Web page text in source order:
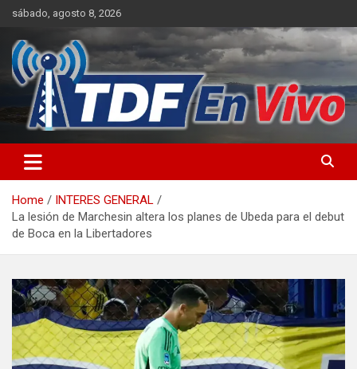
Skip
content
sábado, agosto 8, 2026
Home
INTERES GENERAL
La lesión de Marchesin altera los planes de Ubeda para el debut
de Boca en la Libertadores